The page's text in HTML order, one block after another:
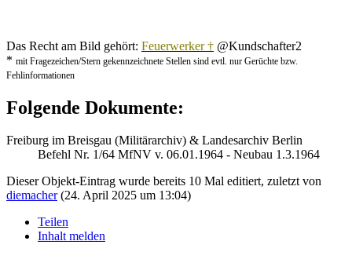
Das Recht am Bild gehört: Feuerwerker † @Kundschafter2
* mit Fragezeichen/Stern gekennzeichnete Stellen sind evtl. nur Gerüchte bzw.
Fehlinformationen
Folgende Dokumente:
Freiburg im Breisgau (Militärarchiv) & Landesarchiv Berlin
Befehl Nr. 1/64 MfNV v. 06.01.1964 - Neubau 1.3.1964
Dieser Objekt-Eintrag wurde bereits 10 Mal editiert, zuletzt von
diemacher(24. April 2025 um 13:04)
Teilen
Inhalt melden